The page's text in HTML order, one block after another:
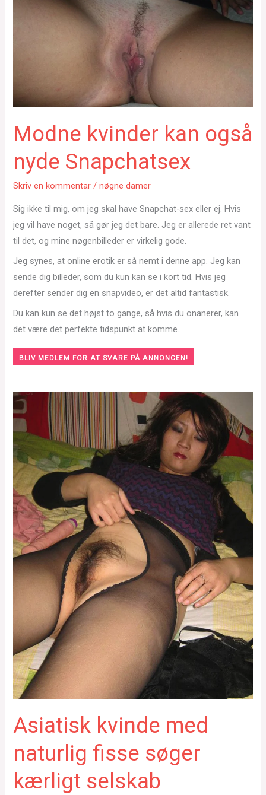
Modne kvinder kan også
nyde Snapchatsex
Skriv en kommentar /nøgne damer
Sig ikke til mig, om jeg skal have Snapchat-sex eller ej. Hvis
jeg vil have noget, så gør jeg det bare. Jeg er allerede ret vant
til det, og mine nøgenbilleder er virkelig gode.
Jeg synes, at online erotik er så nemt i denne app. Jeg kan
sende dig billeder, som du kun kan se i kort tid. Hvis jeg
derefter sender dig en snapvideo, er det altid fantastisk.
Du kan kun se det højst to gange, så hvis du onanerer, kan
det være det perfekte tidspunkt at komme.
BLIV MEDLEM FOR AT SVARE PÅ ANNONCEN!
Asiatisk kvinde med
naturlig fisse søger
kærligt selskab